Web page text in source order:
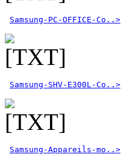
Samsung-PC-OFFICE-Co..>
Samsung-SHV-E300L-Co..>
Samsung-Appareils-mo..>